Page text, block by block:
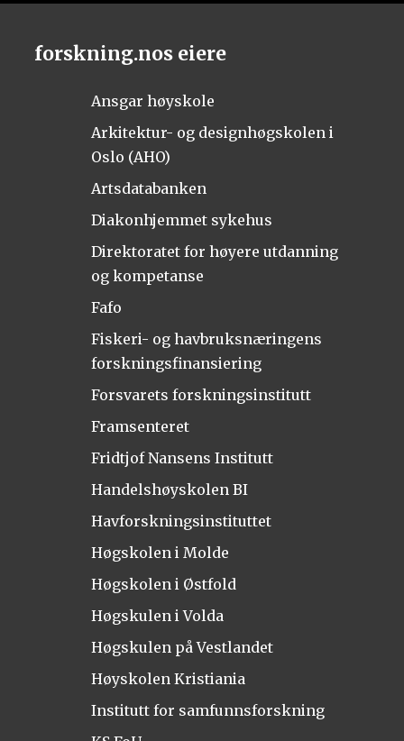
forskning.nos eiere
Ansgar høyskole
Arkitektur- og designhøgskolen i
Oslo (AHO)
Artsdatabanken
Diakonhjemmet sykehus
Direktoratet for høyere utdanning
og kompetanse
Fafo
Fiskeri- og havbruksnæringens
forskningsfinansiering
Forsvarets forskningsinstitutt
Framsenteret
Fridtjof Nansens Institutt
Handelshøyskolen BI
Havforskningsinstituttet
Høgskolen i Molde
Høgskolen i Østfold
Høgskulen i Volda
Høgskulen på Vestlandet
Høyskolen Kristiania
Institutt for samfunnsforskning